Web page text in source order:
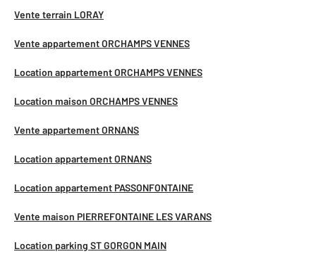
Vente terrain LORAY
Vente appartement ORCHAMPS VENNES
Location appartement ORCHAMPS VENNES
Location maison ORCHAMPS VENNES
Vente appartement ORNANS
Location appartement ORNANS
Location appartement PASSONFONTAINE
Vente maison PIERREFONTAINE LES VARANS
Location parking ST GORGON MAIN